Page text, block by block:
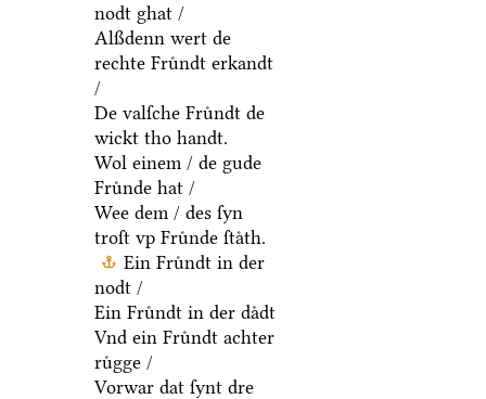
nodt ghat /
Alßdenn wert de
rechte Fruͤndt erkandt
/
De valſche Fruͤndt de
wickt tho handt.
Wol einem / de gude
Fruͤnde hat /
Wee dem / des ſyn
troſt vp Fruͤnde ſtaͤth.
Ein Fruͤndt in der
nodt /
Ein Fruͤndt in der daͤdt
Vnd ein Fruͤndt achter
ruͤgge /
Vorwar dat ſynt dre